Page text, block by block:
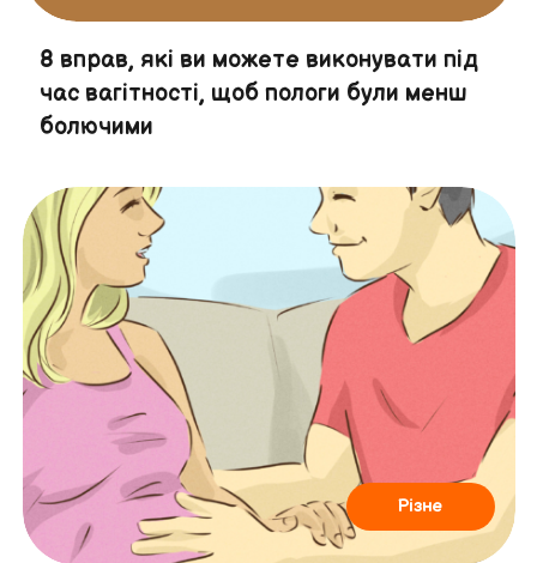
8 вправ, які ви можете виконувати під
час вагітності, щоб пологи були менш
болючими
Різне